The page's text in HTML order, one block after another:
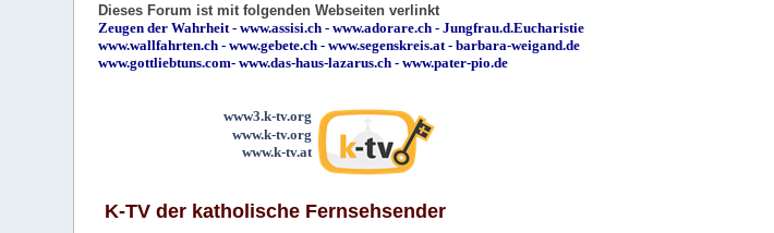
Dieses Forum ist mit folgenden Webseiten verlinkt
Zeugen der Wahrheit -www.assisi.ch -www.adorare.ch -Jungfrau.d.Eucharistie
www.wallfahrten.ch -www.gebete.ch -www.segenskreis.at -barbara-weigand.de
www.gottliebtuns.com-www.das-haus-lazarus.ch - www.pater-pio.de
www3.k-tv.org
www.k-tv.org
www.k-tv.at
K-TV der katholische Fernsehsender